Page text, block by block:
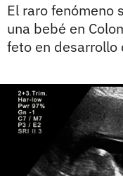
El raro fenómeno
una bebé en
feto en desarrollo